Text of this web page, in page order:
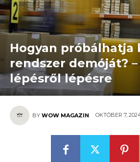
Hogyan próbálhatja
rendszer demóját?
lépésről lépésre
BY WOW MAGAZIN OKTÓBER 7,